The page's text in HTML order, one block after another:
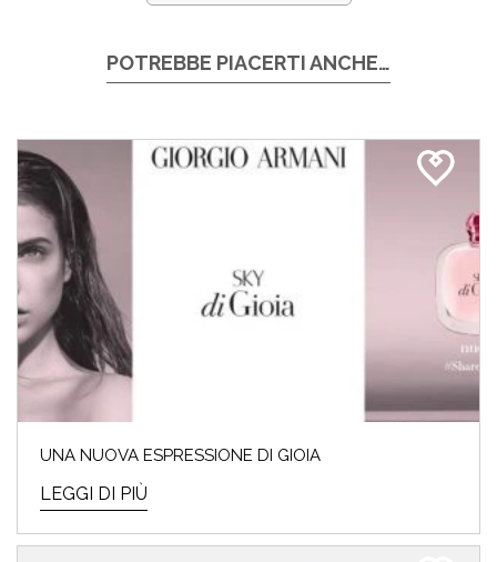
POTREBBE PIACERTI ANCHE…
UNA NUOVA ESPRESSIONE DI GIOIA
LEGGI DI PIÙ